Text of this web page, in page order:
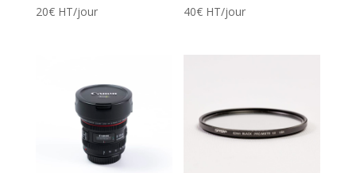
20€HT/jour 40€ HT/jour